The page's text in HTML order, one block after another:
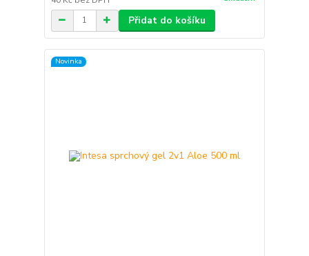
Přidat do košíku
Novinka